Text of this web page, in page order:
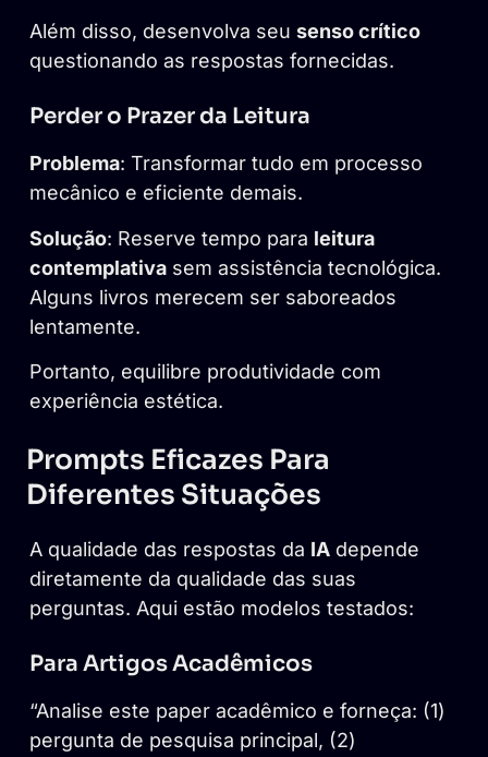
Além disso, desenvolva seu senso crítico
questionando as respostas fornecidas.
Perder o Prazer da Leitura
Problema: Transformar tudo em processo
mecânico e eficiente demais.
Solução: Reserve tempo para leitura
contemplativa sem assistência tecnológica.
Alguns livros merecem ser saboreados
lentamente.
Portanto, equilibre produtividade com
experiência estética.
Prompts Eficazes Para
Diferentes Situações
A qualidade das respostas da IA depende
diretamente da qualidade das suas
perguntas. Aqui estão modelos testados:
Para Artigos Acadêmicos
“Analise este paper acadêmico e forneça: (1)
pergunta de pesquisa principal, (2)